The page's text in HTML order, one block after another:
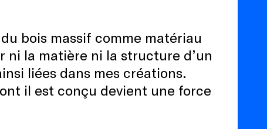
bois massif comme matériau
ni la matière ni la structure d’un
liées dans mes créations.
il est conçu devient une force